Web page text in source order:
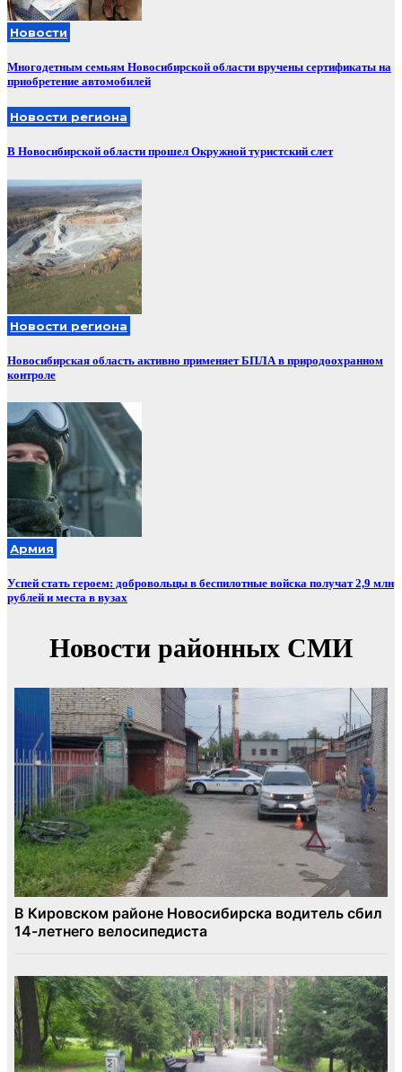
Новости
Многодетным семьям Новосибирской области вручены сертификаты на
приобретение автомобилей
Новости региона
В Новосибирской области прошел Окружной туристский слет
Новости региона
Новосибирская область активно применяет БПЛА в природоохранном
контроле
Армия
Успей стать героем: добровольцы в беспилотные войска получат 2,9 млн
рублей и места в вузах